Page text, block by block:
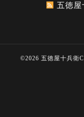
五徳
©2026 五徳屋十兵衛